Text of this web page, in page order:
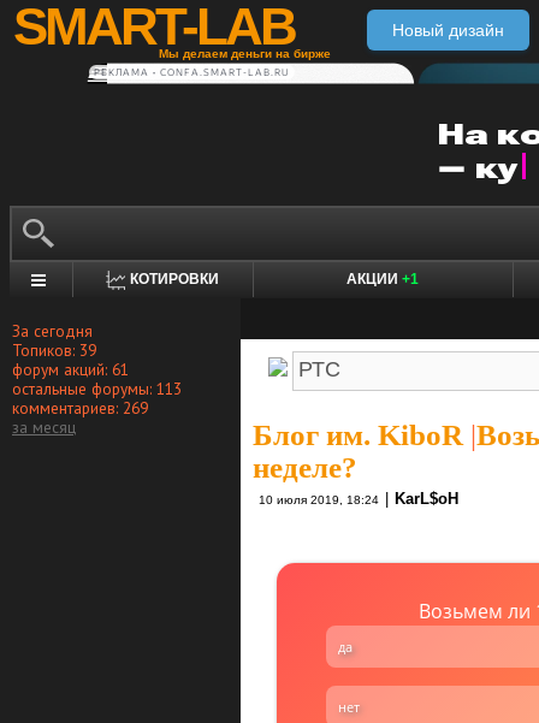
SMART-LAB
Мы делаем деньги на бирже
Новый дизайн
РЕКЛАМА • CONFA.SMART-LAB.RU
КОТИРОВКИ АКЦИИ +1
За сегодня
Топиков: 39
форум акций: 61
остальные форумы: 113
комментариев: 269
за месяц
Блог им. KiboR |
неделе?
10 июля 2019, 18:24 KarL$oH
Возьмем ли
да
нет